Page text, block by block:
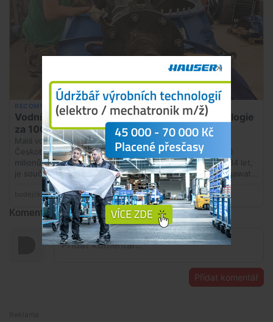
Komentáře
Přidat komentář